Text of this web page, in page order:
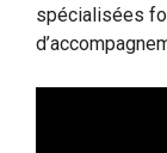
spécialisées